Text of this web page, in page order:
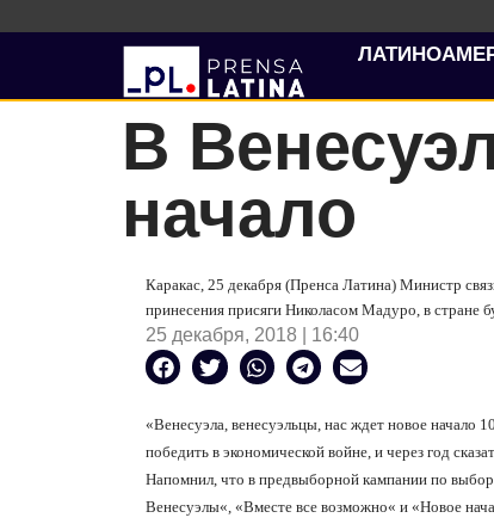
В
начало
Каракас, 25 декабря (Пренса Латина) Министр
принесения присяги Николасом Мадуро, в стране
25 декабря, 2018 | 16:40
«Венесуэла, венесуэльцы, нас ждет новое начало
победить в экономической войне, и через год
Напомнил, что в предвыборной кампании по
Венесуэлы«, «Вместе все возможно« и «Новое